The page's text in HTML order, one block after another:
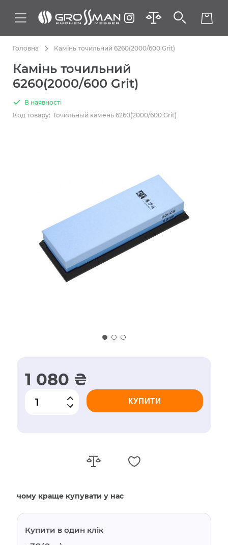
Головна Камінь точильний 6260(2000/600 Grit)
Камінь точильний
6260(2000/600 Grit)
В наявності
Код товару: Точильный камень 6260(2000/600 Grit)
1 080 ₴
КУПИТИ
чому краще купувати у нас
Купити в один клік